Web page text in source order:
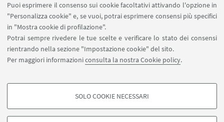
Puoi esprimere il consenso sui cookie facoltativi attivando l'opzione in
"Personalizza cookie" e, se vuoi, potrai esprimere consensi più specifici
in "Mostra cookie di profilazione".
Potrai sempre rivedere le tue scelte e verificare lo stato dei consensi
rientrando nella sezione "Impostazione cookie" del sito.
Per maggiori informazioniconsulta la nostra Cookie policy.
COOKIE DI PROFILAZIONE - FACOLTATIVI
SOLO COOKIE NECESSARI
Più di una dozzina divariabili selezionabili per
ogni singolo utente, per creare campioni
estremamente adatti ad ogni singola ricerca
Reclutiamo utenti per ricerche inItaliano ed in